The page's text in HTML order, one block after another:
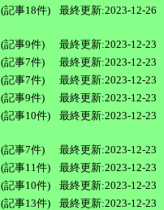
(記事18件) 最終更新:2023-12-26
(記事9件)
最終更新:2023-12-23
(記事7件)
最終更新:2023-12-23
(記事7件)
最終更新:2023-12-23
(記事9件)
最終更新:2023-12-23
(記事10件) 最終更新:2023-12-23
(記事7件)
最終更新:2023-12-23
(記事11件)
最終更新:2023-12-23
(記事10件)
最終更新:2023-12-23
(記事13件)
最終更新:2023-12-23